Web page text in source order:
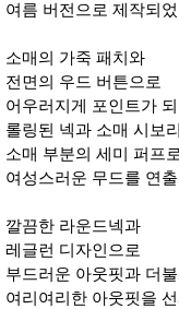
여름 버전으로 제작되
소매의 가죽 패치와
전면의 우드 버튼으로
어우러지게 포인트가
롤링된 넥과 소매 시보
소매 부분의 세미 퍼프
여성스러운 무드를 연
깔끔한 라운드넥과
레글런 디자인으로
부드러운 아웃핏과 더불
여리여리한 아웃핏을